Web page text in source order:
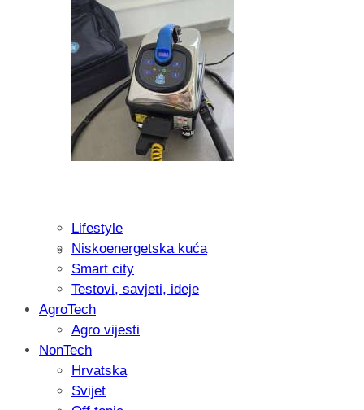
Zašto dolazi do kristalizacije AdBlue
Recenzija: Philips All-in-One Trimmer
muškarcu
Lifestyle
Niskoenergetska kuća
Smart city
Testovi, savjeti, ideje
AgroTech
Agro vijesti
NonTech
Hrvatska
Svijet